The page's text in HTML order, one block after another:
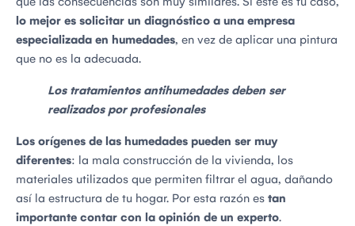
lo mejor es solicitar un diagnóstico a una empresa
especializada en humedades, en vez de aplicar una pintura
que no es la adecuada.
Los tratamientos antihumedades deben ser
realizados por profesionales
Los orígenes de las humedades pueden ser muy
diferentes: la mala construcción de la vivienda, los
materiales utilizados que permiten filtrar el agua, dañando
así la estructura de tu hogar. Por esta razón es tan
importante contar con la opinión de un experto.